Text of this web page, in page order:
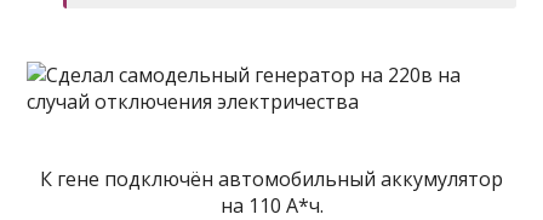
К гене подключён автомобильный аккумулятор
на 110 А*ч.